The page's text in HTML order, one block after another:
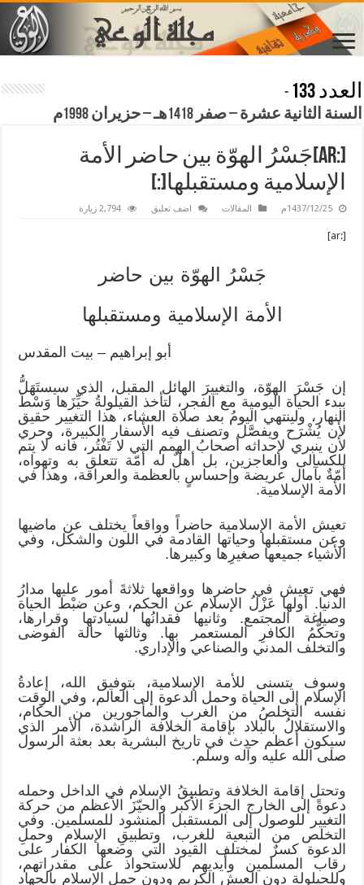
العدد 133
-
السنة الثانية عشرة – صفر 1418هـ – حزيران 1998م
[:ar]جَسْرُ الهوّة بين حاضر الأمة
الإسلامية ومستقبلها[:]
1437/12/25م المقالات اضف تعليق 2,794 زيارة
[:ar]
جَسْرُ الهوّة بين حاضر
الأمة الإسلامية ومستقبلها
أبو إبراهيم – بيت المقدس
إن جَسْرَ الهوّة، والتغييرَ الهائل المقبل، الذي سيستَهَلُّ
ببدء الحياة اليومية مع الفجر، لتأخذ القيلولةُ حيِّزَها وَسْطَ
النهار، ولينتهي اليومُ بعد صلاة العشاء، هذا التغيير حقيق
لأن يُشْرَح ويفصَّل وتصنف فيه الأسفار الكبيرة، وحري
لأن ينبري لإحداثه أصحابُ الهمم التي لا تَفْتُر، فانه لا يتم
للكسالى والعاجزين، بل أهلٌ له أمّة تتعلق به وتهواه،
أمّةٌ بآمال عريضة وإحساسٍ بالعظمة والعراقة، وهذا في
الأمة الإسلامية.
تعيش الأمة الإسلامية حاضراً وواقعاً يختلف عن ماضيها
وعن مستقبلها وحياتها القادمة في اللون والشكل، وفي
الأشياء جميعها صغيرِها وكبيرها.
فهي تعيش في حاضرها وواقعها ثلاثةَ أمور عليها مدارُ
الدنيا. أولها عَزْلُ الإسلام عن الحكم، وعن ضبْط الحياة
وصياغة المجتمع. وثانيها فقدانُها لسيادتها وقرارها،
وتحكُّمُ الكافرِ المستعمر بها. وثالثها حالة الفوضى
والتخلف المدني والصناعي والإداري.
وسوف يتسنى للأمة الإسلامية، بتوفيق الله، إعادةُ
الإسلام إلى الحياة وحمل الدعوة إلى العالم، وفي الوقت
نفسه التخلصُ من الغرب والمأجورين من الحكام،
والاستقلالُ بالبلاد بإقامة الخلافة الراشدة، الأمر الذي
سيكون أعظم حدث في تاريخ البشرية بعد بعثة الرسول
صلى الله عليه وآله وسلم.
وتحتل إقامة الخلافة وتطبيقُ الإسلام في الداخل وحمله
دعوةً إلى الخارج الجزءَ الأكبر والحيّزَ الأعظم من حركة
التغيير للوصول إلى المستقبل المنشود للمسلمين. وفي
التخلص من التبعية للغرب، وتطبيقِ الإسلام وحملِ
الدعوة كسرٌ لمختلف القيود التي وضعها الكفار على
رقاب المسلمين وأيديهم للاستحواذ على مقدراتهم،
وللحيلولة دون العيش الكريم ودون حمل الإسلام بالجهاد